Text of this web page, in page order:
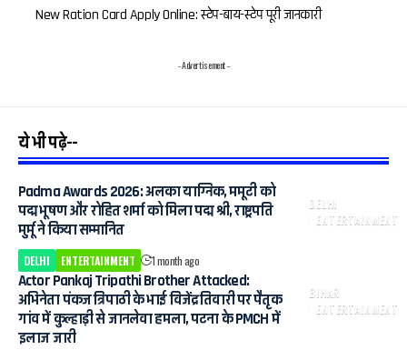
New Ration Card Apply Online: स्टेप-बाय-स्टेप पूरी जानकारी
- Advertisement -
ये भी पढ़े--
DELHI
ENTERTAINMENT
Padma Awards 2026: अलका याग्निक, ममूटी को
पद्म भूषण और रोहित शर्मा को मिला पद्म श्री, राष्ट्रपति
मुर्मू ने किया सम्मानित
DELHI ENTERTAINMENT 1 month ago
BIHAR
ENTERTAINMENT
Actor Pankaj Tripathi Brother Attacked:
अभिनेता पंकज त्रिपाठी के भाई विजेंद्र तिवारी पर पैतृक
गांव में कुल्हाड़ी से जानलेवा हमला, पटना के PMCH में
इलाज जारी